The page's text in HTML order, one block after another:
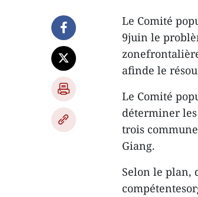
Le Comité
9juin le
afinde le
Le Comité
déterminer
trois
Giang.
Selon le plan,